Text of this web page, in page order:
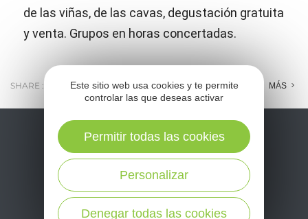
de las viñas, de las cavas, degustación gratuita
y venta. Grupos en horas concertadas.
SHARE : E-MAIL MESSENGER FACEBOOK MÁS
No se pierda nuestro
Este sitio web usa cookies y te permite
controlar las que deseas activar
Denegar todas las cookies
Personalizar
Permitir todas las cookies